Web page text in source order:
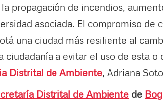
propagación de incendios,
asociada. El compromiso de
una ciudad más resiliente al
ciudadanía a evitar el uso de esta o
Distrital de Ambiente, Adriana
Distrital de Ambiente de